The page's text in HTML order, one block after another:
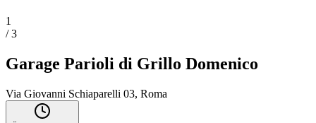
1
/3
Garage Parioli di Grillo Domenico
Via Giovanni Schiaparelli 03, Roma